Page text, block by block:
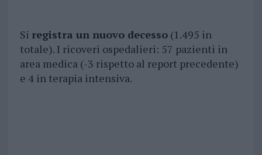
Si registra un nuovo decesso(1.495 in
totale). I ricoveri ospedalieri: 57 pazienti in
area medica (-3 rispetto al report precedente)
e 4 in terapia intensiva.